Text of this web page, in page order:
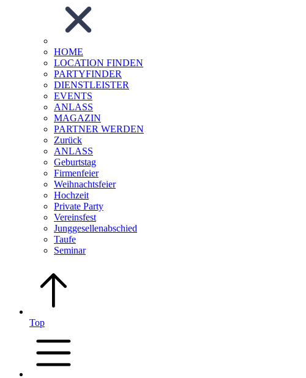
HOME
LOCATION FINDEN
PARTYFINDER
DIENSTLEISTER
EVENTS
ANLASS
MAGAZIN
PARTNER WERDEN
Zurück
ANLASS
Geburtstag
Firmenfeier
Weihnachtsfeier
Hochzeit
Private Party
Vereinsfest
Junggesellenabschied
Taufe
Seminar
Top